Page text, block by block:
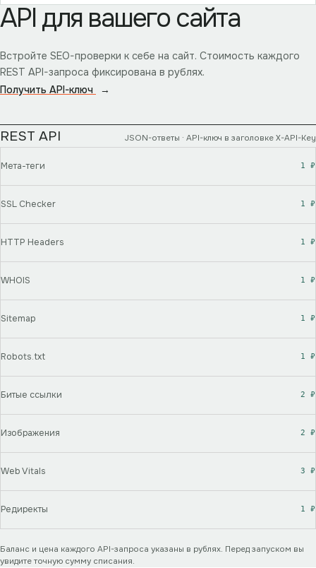
API для вашего сайта
Встройте SEO-проверки к себе на сайт. Стоимость каждого
REST API-запроса фиксирована в рублях.
Получить API-ключ
→
REST API JSON-ответы · API-ключ в заголовке X-API-Key
Мета-теги 1 ₽
SSL Checker 1 ₽
HTTP Headers 1 ₽
WHOIS 1 ₽
Sitemap 1 ₽
Robots.txt 1 ₽
Битые ссылки 2 ₽
Изображения 2 ₽
Web Vitals 3 ₽
Редиректы 1 ₽
Баланс и цена каждого API-запроса указаны в рублях. Перед запуском вы
увидите точную сумму списания.